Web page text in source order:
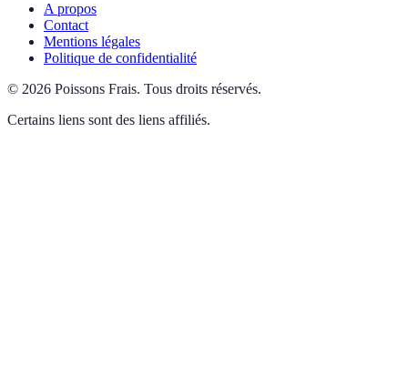
A propos
Contact
Mentions légales
Politique de confidentialité
© 2026 Poissons Frais. Tous droits réservés.
Certains liens sont des liens affiliés.